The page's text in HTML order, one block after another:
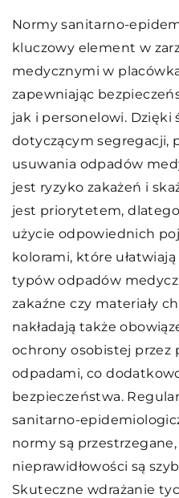
Normy sanitarno-
kluczowy element w
medycznymi w
zapewniając
jak i personelowi. Dzięki
dotyczącym segregacji,
usuwania odpadów
jest ryzyko zakażeń i
jest priorytetem,
użycie odpowiednich
kolorami, które
typów odpadów
zakaźne czy materiały
nakładają także
ochrony osobistej przez
odpadami, co
bezpieczeństwa.
sanitarno-
normy są
nieprawidłowości są
Skuteczne wdrażanie